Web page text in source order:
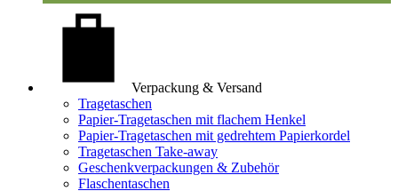
Verpackung & Versand
Tragetaschen
Papier-Tragetaschen mit flachem Henkel
Papier-Tragetaschen mit gedrehtem Papierkordel
Tragetaschen Take-away
Geschenkverpackungen & Zubehör
Flaschentaschen